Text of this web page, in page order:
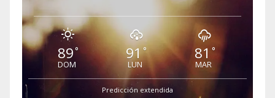
89°
DOM
91°
LUN
81 °
MAR
Predicción extendida